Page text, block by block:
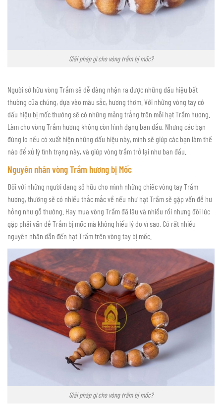
Giải pháp gì cho vòng trầm bị mốc?
Người sở hữu vòng Trầm sẽ dễ dàng nhận ra được những dấu hiệu bất
thường của chúng, dựa vào màu sắc, hương thơm. Với những vòng tay có
dấu hiệu bị mốc thường sẽ có những mảng trắng trên mỗi hạt Trầm hương.
Làm cho vòng Trầm hương không còn hình dạng ban đầu. Nhưng các bạn
đừng lo nếu có xuất hiện những dấu hiệu này, mình sẽ giúp các bạn làm thế
nào để xử lý tình trạng này, và giúp vòng trầm trở lại như ban đầu.
Nguyên nhân vòng Trầm hương bị Mốc
Đối với những người đang sở hữu cho mình những chiếc vòng tay Trầm
hương, thường sẽ có nhiều thắc mắc về nếu như hạt Trầm sẽ gặp vấn đề hư
hỏng như gỗ thường. Hay mua vòng Trầm đã lâu và nhiều rồi nhưng đôi lúc
gặp phải vấn đề Trầm bị mốc mà không hiểu lý do vì sao. Có rất nhiều
nguyên nhân dẫn đến hạt Trầm trên vòng tay bị mốc.
Giải pháp gì cho vòng trầm bị mốc?